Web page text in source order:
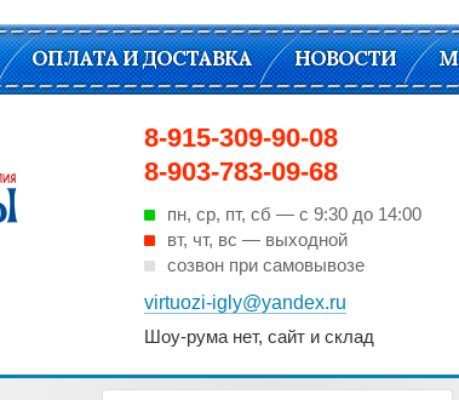
8-915-309-90-08
8-903-783-09-68
пн, ср, пт, cб — с 9:30 до 14:00
вт, чт, вс — выходной
созвон при самовывозе
virtuozi-igly@yandex.ru
Шоу-рума нет, сайт и склад
ОПЛАТА И ДОСТАВКА НОВОСТИ